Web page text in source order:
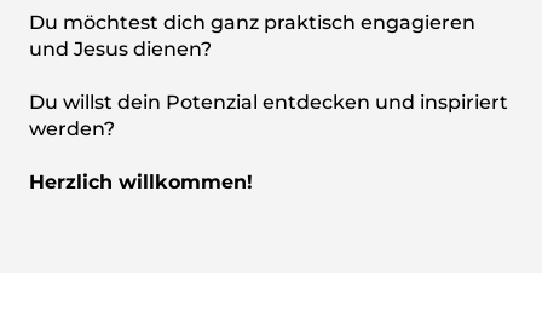
Du möchtest dich ganz praktisch engagieren
und Jesus dienen?
Du willst dein Potenzial entdecken und inspiriert
werden?
Herzlich willkommen!